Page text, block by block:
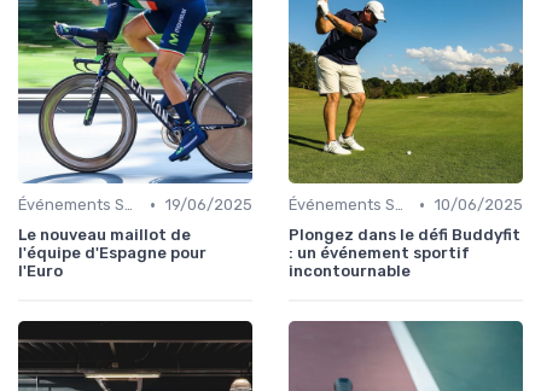
Événements Sportifs et Inscriptions • 19/06/2025
Le nouveau maillot de
l'équipe d'Espagne pour
l'Euro
Événements Sportifs et Inscriptions • 10/06/2025
Plongez dans le défi Buddyfit
: un événement sportif
incontournable